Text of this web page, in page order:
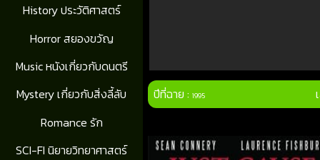
History ประวัติศาสตร์
Horror สยองขวัญ
Music หนังเกี่ยวกับดนตรี
Mystery เกี่ยวกับสิ่งลี้ลับ
Romance รัก
SCI-FI นิยายวิทยาศาสตร์
ปีที่ฉาย :1995